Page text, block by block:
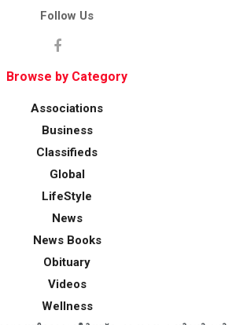
Follow Us
Browse by Category
Associations
Business
Classifieds
Global
LifeStyle
News
News Books
Obituary
Videos
Wellness